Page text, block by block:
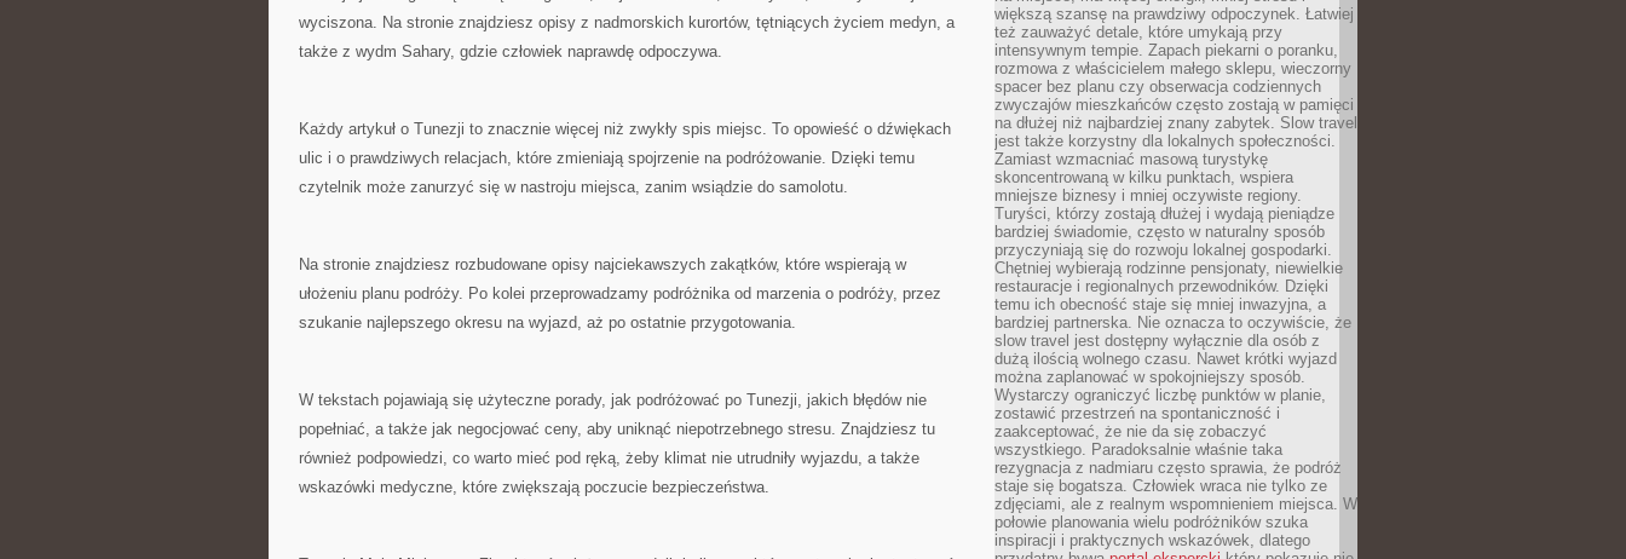
wyciszona. Na stronie znajdziesz opisy z nadmorskich kurortów, tętniących życiem medyn, a
także z wydm Sahary, gdzie człowiek naprawdę odpoczywa.
Każdy artykuł o Tunezji to znacznie więcej niż zwykły spis miejsc. To opowieść o dźwiękach
ulic i o prawdziwych relacjach, które zmieniają spojrzenie na podróżowanie. Dzięki temu
czytelnik może zanurzyć się w nastroju miejsca, zanim wsiądzie do samolotu.
Na stronie znajdziesz rozbudowane opisy najciekawszych zakątków, które wspierają w
ułożeniu planu podróży. Po kolei przeprowadzamy podróżnika od marzenia o podróży, przez
szukanie najlepszego okresu na wyjazd, aż po ostatnie przygotowania.
W tekstach pojawiają się użyteczne porady, jak podróżować po Tunezji, jakich błędów nie
popełniać, a także jak negocjować ceny, aby uniknąć niepotrzebnego stresu. Znajdziesz tu
również podpowiedzi, co warto mieć pod ręką, żeby klimat nie utrudniły wyjazdu, a także
wskazówki medyczne, które zwiększają poczucie bezpieczeństwa.
większą szansę na prawdziwy odpoczynek. Łatwiej
też zauważyć detale, które umykają przy
intensywnym tempie. Zapach piekarni o poranku,
rozmowa z właścicielem małego sklepu, wieczorny
spacer bez planu czy obserwacja codziennych
zwyczajów mieszkańców często zostają w pamięci
na dłużej niż najbardziej znany zabytek. Slow travel
jest także korzystny dla lokalnych społeczności.
Zamiast wzmacniać masową turystykę
skoncentrowaną w kilku punktach, wspiera
mniejsze biznesy i mniej oczywiste regiony.
Turyści, którzy zostają dłużej i wydają pieniądze
bardziej świadomie, często w naturalny sposób
przyczyniają się do rozwoju lokalnej gospodarki.
Chętniej wybierają rodzinne pensjonaty, niewielkie
restauracje i regionalnych przewodników. Dzięki
temu ich obecność staje się mniej inwazyjna, a
bardziej partnerska. Nie oznacza to oczywiście, że
slow travel jest dostępny wyłącznie dla osób z
dużą ilością wolnego czasu. Nawet krótki wyjazd
można zaplanować w spokojniejszy sposób.
Wystarczy ograniczyć liczbę punktów w planie,
zostawić przestrzeń na spontaniczność i
zaakceptować, że nie da się zobaczyć
wszystkiego. Paradoksalnie właśnie taka
rezygnacja z nadmiaru często sprawia, że podróż
staje się bogatsza. Człowiek wraca nie tylko ze
zdjęciami, ale z realnym wspomnieniem miejsca. W
połowie planowania wielu podróżników szuka
inspiracji i praktycznych wskazówek, dlatego